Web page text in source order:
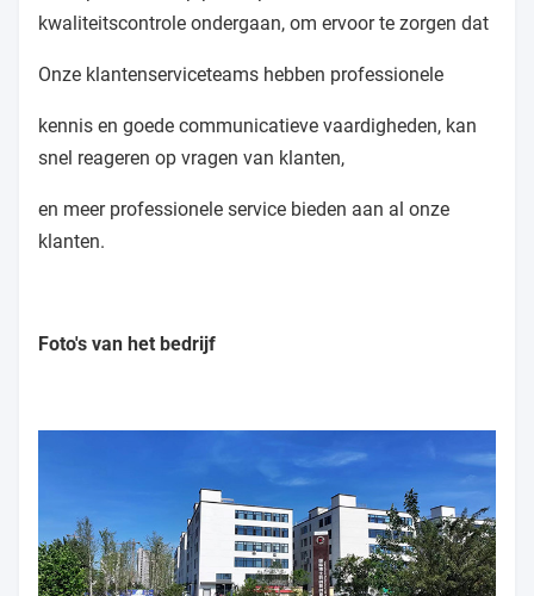
kwaliteitscontrole ondergaan, om ervoor te zorgen dat
Onze klantenserviceteams hebben professionele
kennis en goede communicatieve vaardigheden, kan
snel reageren op vragen van klanten,
en meer professionele service bieden aan al onze
klanten.
Foto's van het bedrijf